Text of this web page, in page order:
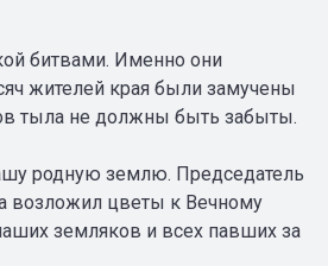
битвами. Именно они
жителей края были замучены
тыла не должны быть забыты.
родную землю. Председатель
возложил цветы к Вечному
земляков и всех павших за